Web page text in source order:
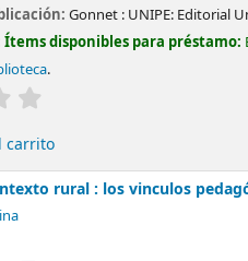
Gonnet : UNIPE: Editorial
Ítems disponibles para préstamo:
.
carrito
rural : los vinculos